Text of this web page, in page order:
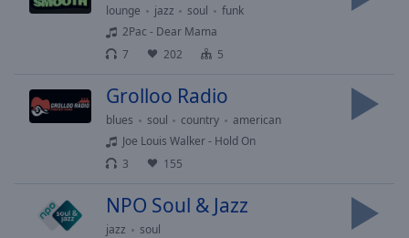
descriptions
off,
subtitles
settings
lounge jazz soul
funk
2Pac - Dear Mama
7
202 5
Grolloo Radio
blues soul country
american
Joe Louis Walker - Hold On
3
155
NPO Soul & Jazz
jazz
soul